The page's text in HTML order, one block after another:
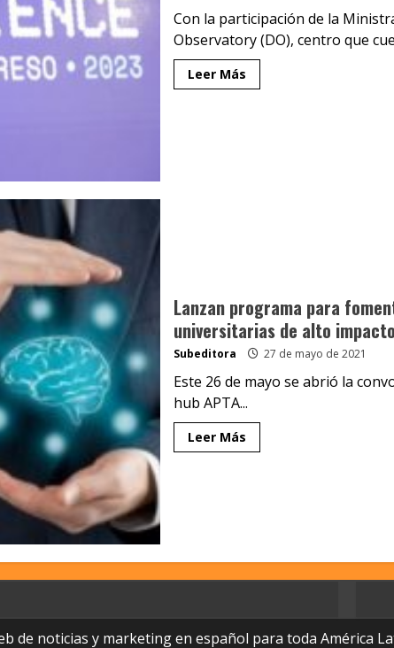
Con la participación de la
Observatory (DO), centro que
Leer Más
Lanzan programa para
universitarias de alto impacto
Subeditora 27 de mayo de 2021
Este 26 de mayo se abrió la
hub APTA...
Leer Más
de noticias y marketing en español para toda América